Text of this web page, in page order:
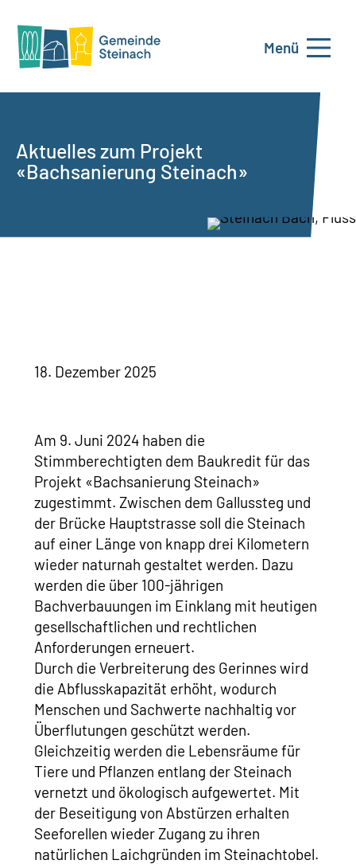
Menü
Aktuelles zum Projekt
«Bachsanierung Steinach»
18. Dezember 2025
Am 9. Juni 2024 haben die
Stimmberechtigten dem Baukredit für das
Projekt «Bachsanierung Steinach»
zugestimmt. Zwischen dem Gallussteg und
der Brücke Hauptstrasse soll die Steinach
auf einer Länge von knapp drei Kilometern
wieder naturnah gestaltet werden. Dazu
werden die über 100-jährigen
Bachverbauungen im Einklang mit heutigen
gesellschaftlichen und rechtlichen
Anforderungen erneuert.
Durch die Verbreiterung des Gerinnes wird
die Abflusskapazität erhöht, wodurch
Menschen und Sachwerte nachhaltig vor
Überflutungen geschützt werden.
Gleichzeitig werden die Lebensräume für
Tiere und Pflanzen entlang der Steinach
vernetzt und ökologisch aufgewertet. Mit
der Beseitigung von Abstürzen erhalten
Seeforellen wieder Zugang zu ihren
natürlichen Laichgründen im Steinachtobel.